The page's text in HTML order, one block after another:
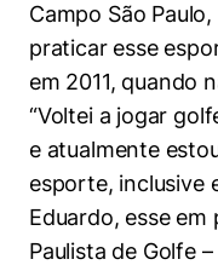
Campo São
praticar esse
em 2011, quando
“Voltei a jogar
e atualmente
esporte, inclusive
Eduardo, esse em
Paulista de Golfe